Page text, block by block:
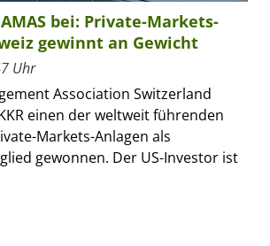
bei: Private-Markets-
gewinnt an Gewicht
Uhr
Association Switzerland
einen der weltweit führenden
Markets-Anlagen als
gewonnen. Der US-Investor ist